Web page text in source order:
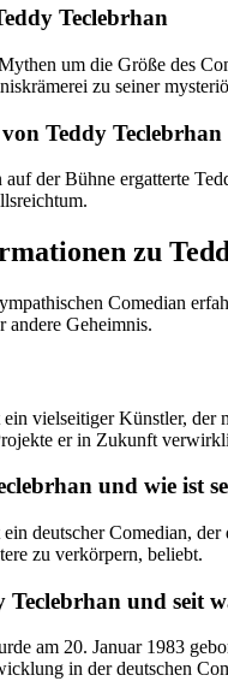
Teclebrhan
um die Größe des
zu seiner
Teddy Teclebrhan
der Bühne ergatterte
zu
Comedian
andere Geheimnis.
vielseitiger Künstler, der
er in Zukunft
und wie ist
deutscher Comedian,
zu verkörpern, beliebt.
Teclebrhan und seit
am 20. Januar 1983
in der deutschen